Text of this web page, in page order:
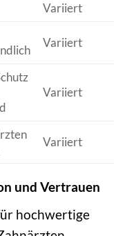
Variiert
Variiert
Variiert
Variiert
und Vertrauen
hochwertige